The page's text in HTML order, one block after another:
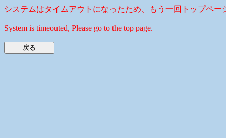
システムはタイムアウトになったため、もう一回トップペー
System is timeouted, Please go to the top page.